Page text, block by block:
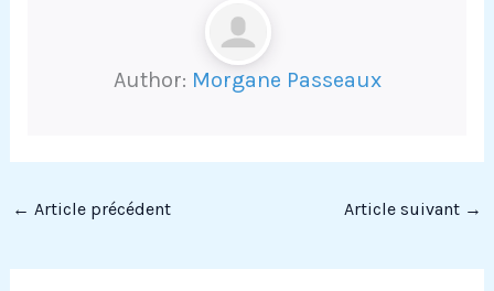
Author: Morgane Passeaux
← Article précédent Article suivant →